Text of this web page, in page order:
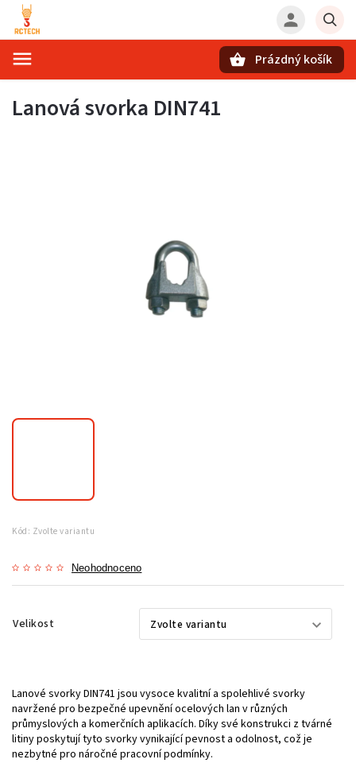
Prázdný košík
Lanová svorka DIN741
Kód: Zvolte variantu
Neohodnoceno
Velikost
Lanové svorky DIN741 jsou vysoce kvalitní a spolehlivé svorky
navržené pro bezpečné upevnění ocelových lan v různých
průmyslových a komerčních aplikacích. Díky své konstrukci z tvárné
litiny poskytují tyto svorky vynikající pevnost a odolnost, což je
nezbytné pro náročné pracovní podmínky.